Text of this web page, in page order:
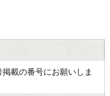
載の番号にお願いしま